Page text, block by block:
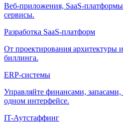
Веб-приложения, SaaS-
сервисы.
Разработка SaaS-платформ
От проектирования архитектуры
биллинга.
ERP-системы
Управляйте финансами,
одном интерфейсе.
IT-Аутстаффинг